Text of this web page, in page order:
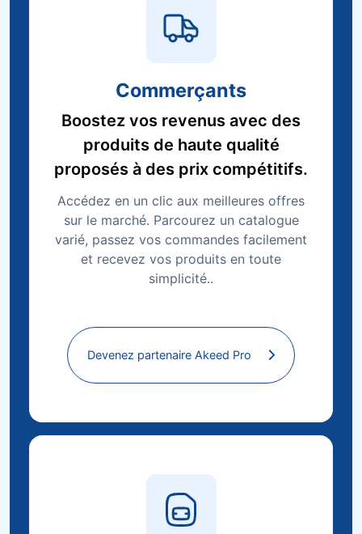
Commerçants
Boostez vos revenus avec des
produits de haute qualité
proposés à des prix compétitifs.
Accédez en un clic aux meilleures offres
sur le marché. Parcourez un catalogue
varié, passez vos commandes facilement
et recevez vos produits en toute
simplicité..
Devenez partenaire Akeed Pro